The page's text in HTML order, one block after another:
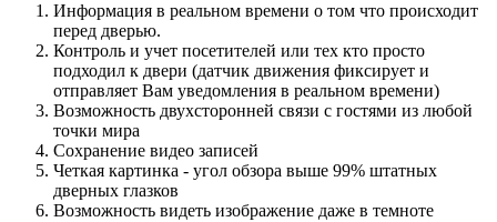
Информация в реальном времени о том что происходит
перед дверью.
Контроль и учет посетителей или тех кто просто
подходил к двери (датчик движения фиксирует и
отправляет Вам уведомления в реальном времени)
Возможность двухсторонней связи с гостями из любой
точки мира
Сохранение видео записей
Четкая картинка - угол обзора выше 99% штатных
дверных глазков
Возможность видеть изображение даже в темноте